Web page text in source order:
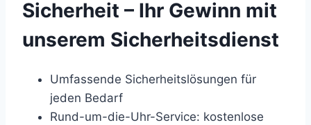
Sicherheit – Ihr Gewinn mit
unserem Sicherheitsdienst
Umfassende Sicherheitslösungen für
jeden Bedarf
Rund-um-die-Uhr-Service: kostenlose